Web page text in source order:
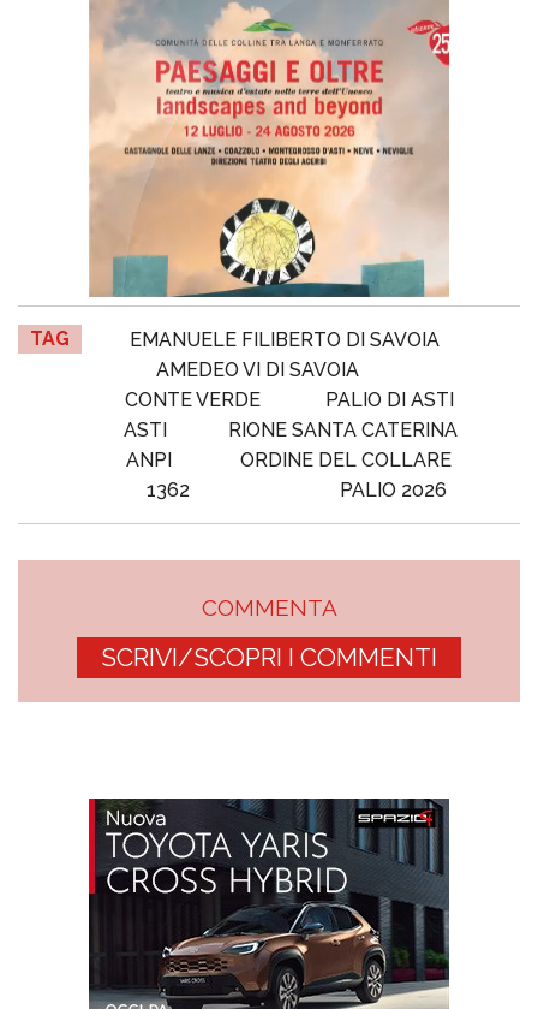
TAG
EMANUELE FILIBERTO DI SAVOIA
AMEDEO VI DI SAVOIA
CONTE VERDE
PALIO DI ASTI
ASTI
RIONE SANTA CATERINA
ANPI
ORDINE DEL COLLARE
1362
PALIO 2026
COMMENTA
SCRIVI/SCOPRI I COMMENTI